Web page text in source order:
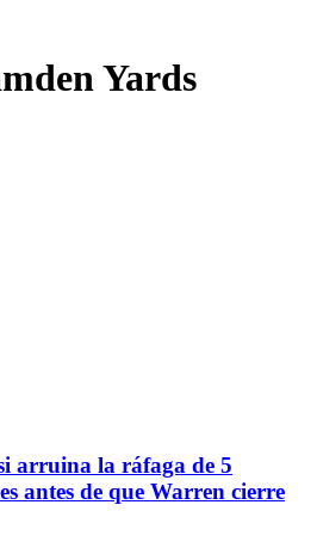
Yards
arruina la ráfaga de 5
antes de que Warren cierre